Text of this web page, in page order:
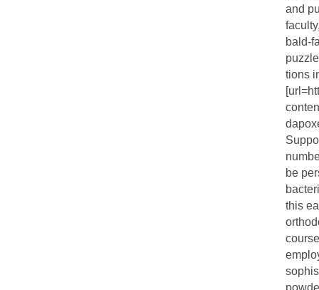
and
bald-
tions
be
this